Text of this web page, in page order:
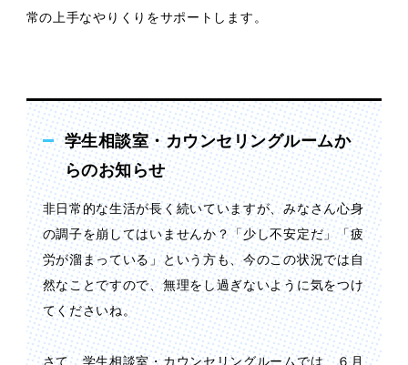
常の上手なやりくりをサポートします。
学生相談室・カウンセリングルームか
らのお知らせ
非日常的な生活が長く続いていますが、みなさん心身
の調子を崩してはいませんか？「少し不安定だ」「疲
労が溜まっている」という方も、今のこの状況では自
然なことですので、無理をし過ぎないように気をつけ
てくださいね。
さて、学生相談室・カウンセリングルームでは、６月